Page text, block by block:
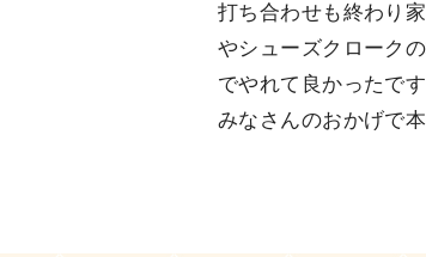
打ち合わせも終わり
やシューズクローク
でやれて良かったです
みなさんのおかげで